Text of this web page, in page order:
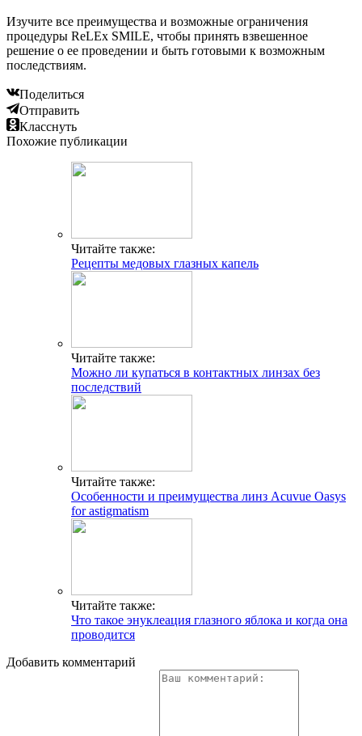
Изучите все преимущества и возможные ограничения
процедуры ReLEx SMILE, чтобы принять взвешенное
решение о ее проведении и быть готовыми к возможным
последствиям.
Поделиться
Отправить
Класснуть
Похожие публикации
Читайте также:
Рецепты медовых глазных капель
Читайте также:
Можно ли купаться в контактных линзах без
последствий
Читайте также:
Особенности и преимущества линз Acuvue Oasys
for astigmatism
Читайте также:
Что такое энуклеация глазного яблока и когда она
проводится
Добавить комментарий